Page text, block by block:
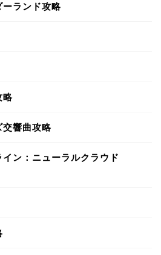
ーランド攻略
略
交響曲攻略
イン：ニューラルクラウド